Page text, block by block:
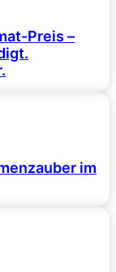
Preis –
im